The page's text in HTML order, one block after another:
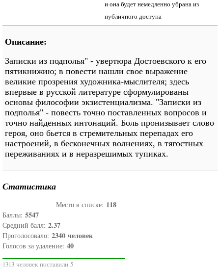
и она будет немедленно убрана из
публичного доступа
Описание:
Записки из подполья" - увертюра Достоевского к его
пятикнижию; в повести нашли свое выражение
великие прозрения художника-мыслителя; здесь
впервые в русской литературе сформулированы
основы философии экзистенциализма. "Записки из
подполья" - повесть точно поставленных вопросов и
точно найденных интонаций. Боль пронизывает слово
героя, оно бьется в стремительных перепадах его
настроений, в бесконечных волнениях, в тягостных
переживаниях и в неразрешимых тупиках.
Статистика
Место в списке: 118
Баллы: 5547
Средний балл: 2.37
Проголосовало: 2340 человек
Голосов за удаление: 40
1313 человек поставили 5